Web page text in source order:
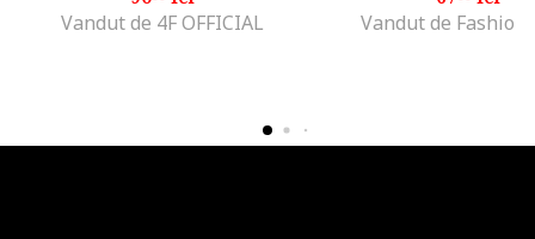
Vandut de 4F OFFICIAL
Vandut de Fashion